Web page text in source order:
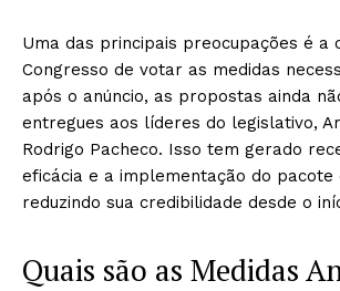
Uma das principais preocupações é a
Congresso de votar as medidas
após o anúncio, as propostas ainda
entregues aos líderes do legislativo,
Rodrigo Pacheco. Isso tem gerado
eficácia e a implementação do pacote
reduzindo sua credibilidade desde o
Quais são as Medidas